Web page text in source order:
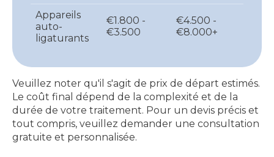
Appareils
auto-
ligaturants
€1.800 -
€3.500
€4.500 -
€8.000+
Veuillez noter qu'il s'agit de prix de départ estimés.
Le coût final dépend de la complexité et de la
durée de votre traitement. Pour un devis précis et
tout compris, veuillez demander une consultation
gratuite et personnalisée.